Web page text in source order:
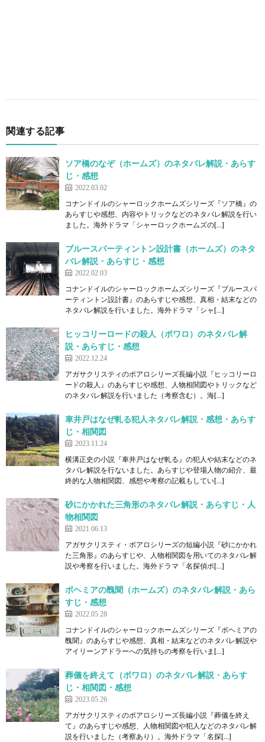
関連する記事
ソア橋のなぞ（ホームズ）のネタバレ解説・あらす
じ・感想
2022.03.02
コナンドイルのシャーロックホームズシリーズ『ソア橋』の
あらすじや感想、内容やトリックなどのネタバレ解説を行い
ました。海外ドラマ「シャーロックホームズの[…]
ブルースパーティントン設計書（ホームズ）のネタ
バレ解説・あらすじ・感想
2022.02.03
コナンドイルのシャーロックホームズシリーズ『ブルースパ
ーティントン設計書』のあらすじや感想、真相・結末などの
ネタバレ解説を行いました。海外ドラマ「シャ[…]
ヒッコリーロードの殺人（ポワロ）のネタバレ解
説・あらすじ・感想
2022.12.24
アガサクリスティのポアロシリーズ長編小説『ヒッコリーロ
ードの殺人』のあらすじや感想、人物相関図やトリックなど
のネタバレ解説を行いました（考察含む）。海[…]
車井戸はなぜ軋る犯人ネタバレ解説・感想・あらす
じ・相関図
2023.11.24
横溝正史の小説『車井戸はなぜ軋る』の犯人や結末などのネ
タバレ解説を行ないました。あらすじや登場人物の紹介、最
終的な人物相関図、感想や考察の記載もしてい[…]
砂にかかれた三角形のネタバレ解説・あらすじ・人
物相関図
2021.06.13
アガサクリスティ・ポアロシリーズの短編小説『砂にかかれ
た三角形』のあらすじや、人物相関図を用いてのネタバレ解
説や考察を行いました。海外ドラマ「名探偵ポ[…]
ボヘミアの醜聞（ホームズ）のネタバレ解説・あら
すじ・感想
2022.05.28
コナンドイルのシャーロックホームズシリーズ『ボヘミアの
醜聞』のあらすじや感想、真相・結末などのネタバレ解説や
アイリーンアドラーへの気持ちの考察を行いま[…]
葬儀を終えて（ポワロ）のネタバレ解説・あらす
じ・相関図・感想
2023.05.26
アガサクリスティのポアロシリーズ長編小説『葬儀を終え
て』のあらすじや感想、人物相関図や犯人などのネタバレ解
説を行いました（考察あり）。海外ドラマ「名探[…]